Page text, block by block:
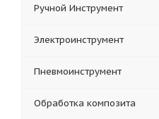
Ручной Инструмент
Электроинструмент
Пневмоинструмент
Обработка композита